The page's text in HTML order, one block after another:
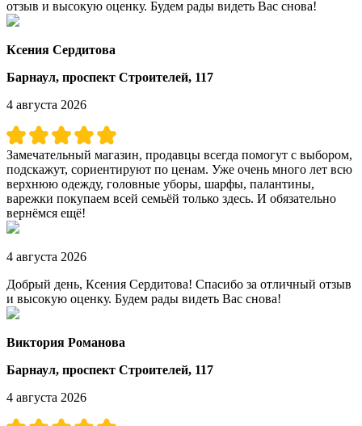
отзыв и высокую оценку. Будем рады видеть Вас снова!
Ксения Сердитова
Барнаул, проспект Строителей, 117
4 августа 2026
Замечательный магазин, продавцы всегда помогут с выбором,
подскажут, сориентируют по ценам. Уже очень много лет всю
верхнюю одежду, головные уборы, шарфы, палантины,
варежки покупаем всей семьёй только здесь. И обязательно
вернёмся ещё!
4 августа 2026
Добрый день, Ксения Сердитова! Спасибо за отличный отзыв
и высокую оценку. Будем рады видеть Вас снова!
Виктория Романова
Барнаул, проспект Строителей, 117
4 августа 2026